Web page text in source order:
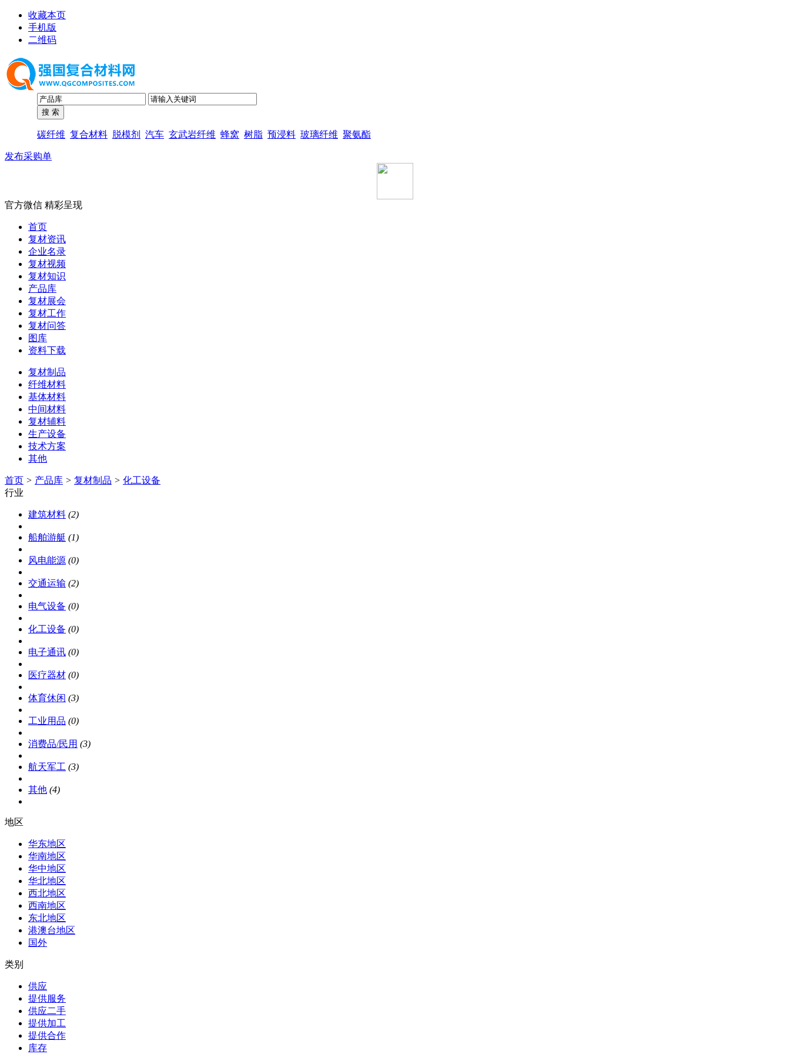
收藏本页
手机版
二维码
碳纤维 复合材料 脱模剂 汽车 玄武岩纤维 蜂窝 树脂 预浸料 玻璃纤维 聚氨酯
发布采购单
官方微信 精彩呈现
首页
复材资讯
企业名录
复材视频
复材知识
产品库
复材展会
复材工作
复材问答
图库
资料下载
复材制品
纤维材料
基体材料
中间材料
复材辅料
生产设备
技术方案
其他
首页 > 产品库 > 复材制品 > 化工设备
行业
建筑材料 (2)
船舶游艇 (1)
风电能源 (0)
交通运输 (2)
电气设备 (0)
化工设备 (0)
电子通讯 (0)
医疗器材 (0)
体育休闲 (3)
工业用品 (0)
消费品/民用 (3)
航天军工 (3)
其他 (4)
地区
华东地区
华南地区
华中地区
华北地区
西北地区
西南地区
东北地区
港澳台地区
国外
类别
供应
提供服务
供应二手
提供加工
提供合作
库存